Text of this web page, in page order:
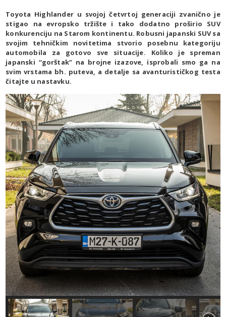
Toyota Highlander u svojoj četvrtoj generaciji zvanično je
stigao na evropsko tržište i tako dodatno proširio SUV
konkurenciju na Starom kontinentu. Robusni japanski SUV sa
svojim tehničkim novitetima stvorio posebnu kategoriju
automobila za gotovo sve situacije. Koliko je spreman
japanski “gorštak” na brojne izazove, isprobali smo ga na
svim vrstama bh. puteva, a detalje sa avanturističkog testa
čitajte u nastavku.